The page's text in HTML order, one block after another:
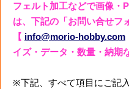
フェルト加工などで画像・
は、下記の「お問い合せフ
【 info@morio-hobby.com
イズ・データ・数量・納期
※下記、すべて項目にご記入